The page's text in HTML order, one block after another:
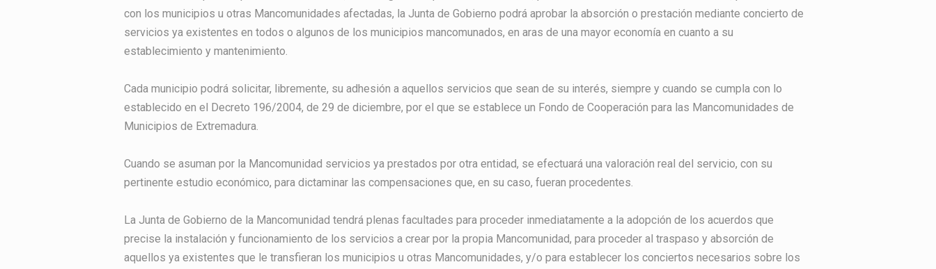
con los municipios u otras Mancomunidades afectadas, la Junta de Gobierno podrá aprobar la absorción o prestación mediante concierto de
servicios ya existentes en todos o algunos de los municipios mancomunados, en aras de una mayor economía en cuanto a su
establecimiento y mantenimiento.
Cada municipio podrá solicitar, libremente, su adhesión a aquellos servicios que sean de su interés, siempre y cuando se cumpla con lo
establecido en el Decreto 196/2004, de 29 de diciembre, por el que se establece un Fondo de Cooperación para las Mancomunidades de
Municipios de Extremadura.
Cuando se asuman por la Mancomunidad servicios ya prestados por otra entidad, se efectuará una valoración real del servicio, con su
pertinente estudio económico, para dictaminar las compensaciones que, en su caso, fueran procedentes.
La Junta de Gobierno de la Mancomunidad tendrá plenas facultades para proceder inmediatamente a la adopción de los acuerdos que
precise la instalación y funcionamiento de los servicios a crear por la propia Mancomunidad, para proceder al traspaso y absorción de
aquellos ya existentes que le transfieran los municipios u otras Mancomunidades, y/o para establecer los conciertos necesarios sobre los